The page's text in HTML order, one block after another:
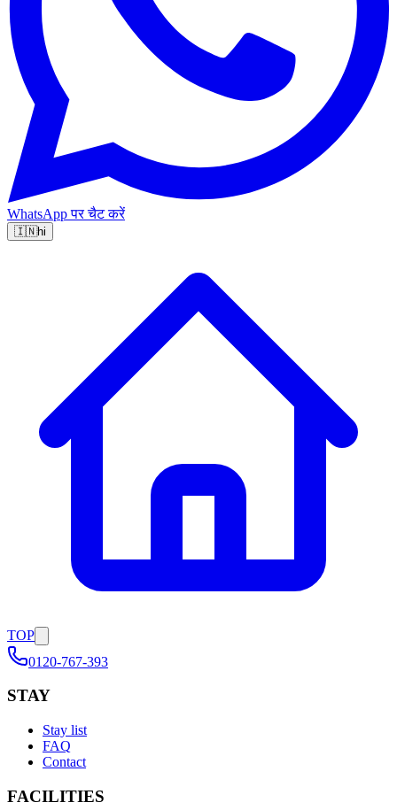
WhatsApp पर चैट करें
🇮🇳hi
TOP
0120-767-393
STAY
Stay list
FAQ
Contact
FACILITIES